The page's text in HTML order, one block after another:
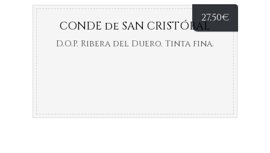
27,50€
CONDE de SAN CRISTÓBAL
D.O.P. Ribera del Duero. Tinta fina.